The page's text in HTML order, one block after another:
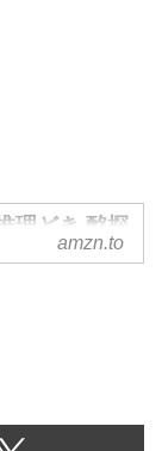
理どき 酩探
ー・ミステ
, 倉秦の酔い
テリー (こと
amzn.to